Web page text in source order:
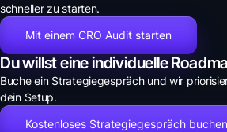
schneller zu starten.
Mit einem CRO Audit starten
Du willst eine individuelle
Buche ein Strategiegespräch und wir
dein Setup.
Kostenloses Strategiegespräch buchen